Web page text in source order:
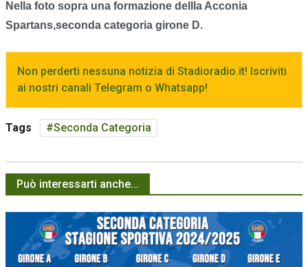
Nella foto sopra una formazione dellla Acconia
Spartans,seconda categoria girone D.
Non perderti nessuna notizia di Stadioradio.it! Iscriviti
ai nostri canali Telegram o Whatsapp!
Tags Seconda Categoria
Può interessarti anche...